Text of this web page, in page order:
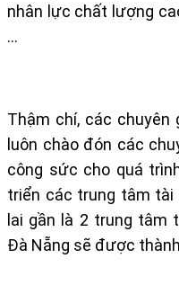
nhân lực chất lượng
…
Thậm chí, các
luôn chào đón các
công sức cho quá
triển các trung tâm
lai gần là 2 trung tâm
Đà Nẵng sẽ được